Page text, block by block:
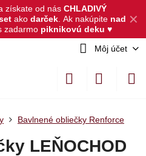
✕
získate od nás CHLADIVÝ
akodarček. Ak nakúpite nad
zadarmo piknikovú deku ♥
Môj účet
Bavlnené obliečky Renforce
LEŇOCHOD